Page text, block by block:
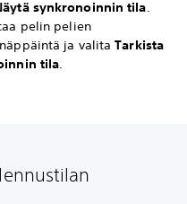
synkronoinnin tila.
pelin pelien
ja valitaTarkista
tila.